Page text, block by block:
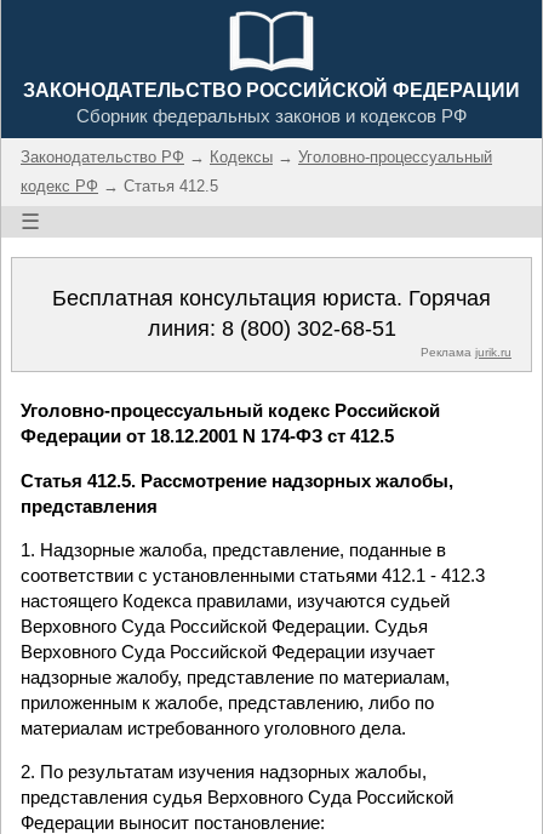
ЗАКОНОДАТЕЛЬСТВО РОССИЙСКОЙ ФЕДЕРАЦИИ
Сборник федеральных законов и кодексов РФ
Законодательство РФ → Кодексы → Уголовно-процессуальный
кодекс РФ → Статья 412.5
☰
Бесплатная консультация юриста. Горячая
линия: 8 (800) 302-68-51
Реклама jurik.ru
Уголовно-процессуальный кодекс Российской
Федерации от 18.12.2001 N 174-ФЗ ст 412.5
Статья 412.5. Рассмотрение надзорных жалобы,
представления
1. Надзорные жалоба, представление, поданные в
соответствии с установленными статьями 412.1 - 412.3
настоящего Кодекса правилами, изучаются судьей
Верховного Суда Российской Федерации. Судья
Верховного Суда Российской Федерации изучает
надзорные жалобу, представление по материалам,
приложенным к жалобе, представлению, либо по
материалам истребованного уголовного дела.
2. По результатам изучения надзорных жалобы,
представления судья Верховного Суда Российской
Федерации выносит постановление: